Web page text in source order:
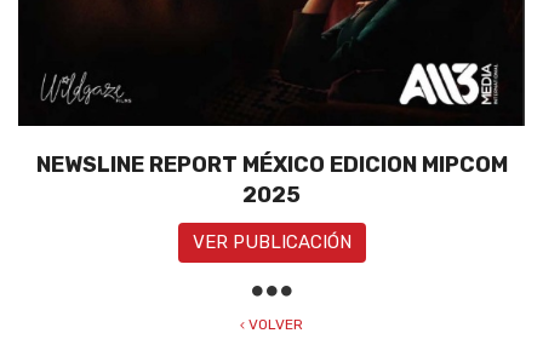
NEWSLINE REPORT MÉXICO EDICION MIPCOM
2025
VER PUBLICACIÓN
VOLVER